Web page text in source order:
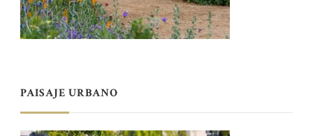
PAISAJE URBANO